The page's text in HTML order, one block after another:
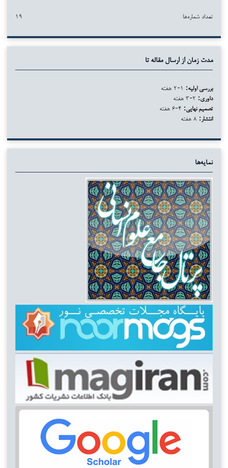
تعداد شماره‌ها ۱۹
مدت زمان از ارسال مقاله تا
بررسی اولیه:
داوری:
تصمیم نهایی:
انتشار:
نمایه‌ها